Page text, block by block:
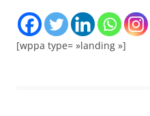
[wppa type= »landing »]